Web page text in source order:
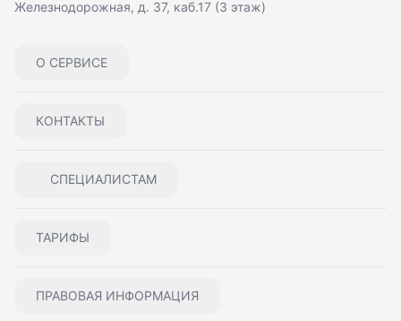
О СЕРВИСЕ
КОНТАКТЫ
СПЕЦИАЛИСТАМ
ТАРИФЫ
ПРАВОВАЯ ИНФОРМАЦИЯ
Железнодорожная, д. 37, каб.17 (3 этаж)